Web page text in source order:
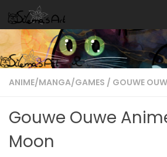
Skip to content
ANIME/MANGA/GAMES / GOUWE
Gouwe Ouwe
Moon